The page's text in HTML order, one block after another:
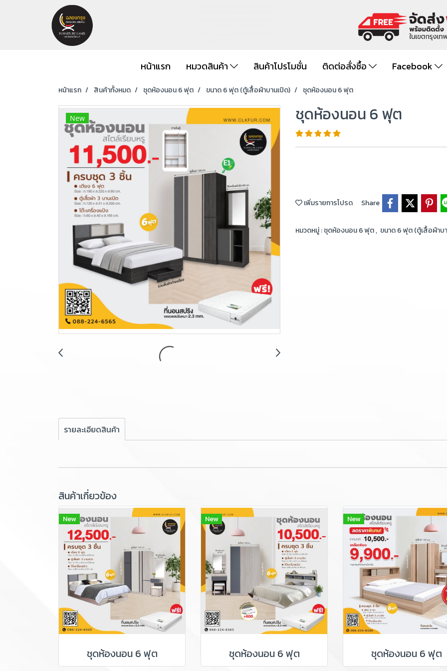
หน้าแรก หมวดสินค้า สินค้าโปรโมชั่น ติดต่อสั่งซื้อ Facebook
หน้าแรก สินค้าทั้งหมด ชุดห้องนอน 6 ฟุต ขนาด 6 ฟุต (ตู้เสื้อผ้าบานเปิด) ชุดห้องนอน 6 ฟุต
New ชุดห้องนอน 6 ฟุต
เพิ่มรายการโปรด Share
หมวดหมู่ :ชุดห้องนอน 6 ฟุต, ขนาด 6 ฟุต (ตู้เสื้อผ้าบ
รายละเอียดสินค้า
สินค้าเกี่ยวข้อง
New
ชุดห้องนอน 6 ฟุต
New
ชุดห้องนอน 6 ฟุต
New
ชุดห้องนอน 6 ฟุต